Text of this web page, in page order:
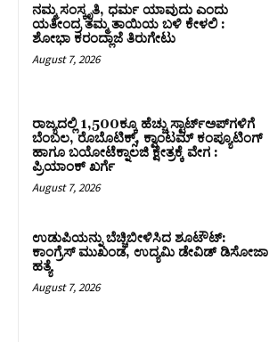
ನಮ್ಮ ಸಂಸ್ಕೃತಿ, ಧರ್ಮ ಯಾವುದು ಎಂದು
ಯತೀಂದ್ರ ತಮ್ಮ ತಾಯಿಯ ಬಳಿ ಕೇಳಲಿ :
ಶೋಭಾ ಕರಂದ್ಲಾಜೆ ತಿರುಗೇಟು
August 7, 2026
ರಾಜ್ಯದಲ್ಲಿ 1,500ಕ್ಕೂ ಹೆಚ್ಚು ಸ್ಟಾರ್ಟ್‌ಅಪ್‌ಗಳಿಗೆ
ಬೆಂಬಲ, ರೊಬೊಟಿಕ್ಸ್, ಕ್ವಾಂಟಮ್ ಕಂಪ್ಯೂಟಿಂಗ್
ಹಾಗೂ ಬಯೋಟೆಕ್ನಾಲಜಿ ಕ್ಷೇತ್ರಕ್ಕೆ ವೇಗ :
ಪ್ರಿಯಾಂಕ್‌ ಖರ್ಗೆ
August 7, 2026
ಉಡುಪಿಯನ್ನು ಬೆಚ್ಚಿಬೀಳಿಸಿದ ಶೂಟೌಟ್‌:
ಕಾಂಗ್ರೆಸ್‌ ಮುಖಂಡ, ಉದ್ಯಮಿ ಡೇವಿಡ್ ಡಿಸೋಜಾ
ಹತ್ಯೆ
August 7, 2026